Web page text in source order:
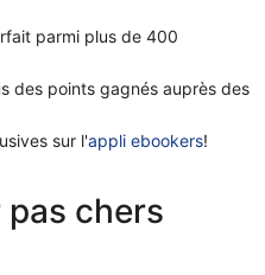
parmi plus de 400
des points gagnés auprès des
sur l'appli ebookers!
chers